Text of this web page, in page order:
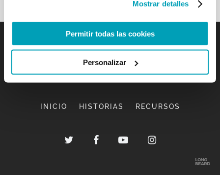
Mostrar detalles
Permitir todas las cookies
Personalizar
INICIO HISTORIAS RECURSOS